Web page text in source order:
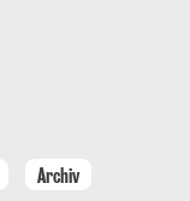
Archiv